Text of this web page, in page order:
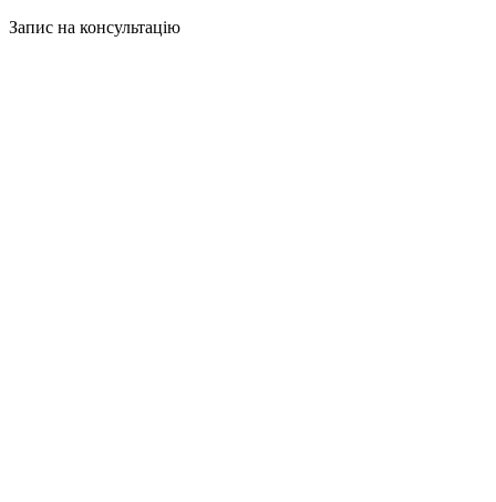
Запис на консультацію